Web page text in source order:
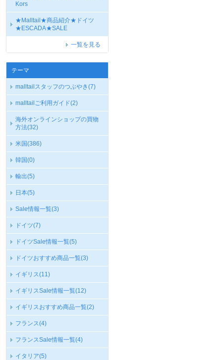
Kors
★Malltail★商品紹介★ドイツ
★ESCADA★SALE
一覧を見る
テーマ
malltailスタッフのつぶやき(7)
malltailご利用ガイド(2)
海外オンラインショップの買物
方法(32)
米国(386)
韓国(0)
輸出(5)
日本(5)
Sale情報一覧(3)
ドイツ(7)
ドイツSale情報一覧(5)
ドイツおすすめ商品一覧(3)
イギリス(11)
イギリスSale情報一覧(12)
イギリスおすすめ商品一覧(2)
フランス(4)
フランスSale情報一覧(4)
イタリア(5)